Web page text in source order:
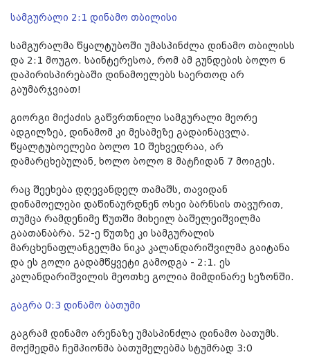
სამგურალი 2:1 დინამო თბილისი
სამგურალმა წყალტუბოში უმასპინძლა დინამო თბილისს
და 2:1 მოუგო. საინტერესოა, რომ ამ გუნდების ბოლო 6
დაპირისპირებაში დინამოელებს საერთოდ არ
გაუმარჯვიათ!
გიორგი მიქაძის გაწვრთნილი სამგურალი მეორე
ადგილზეა, დინამომ კი მესამეზე გადაინაცვლა.
წყალტუბოელები ბოლო 10 შეხვედრაა, არ
დამარცხებულან, ხოლო ბოლო 8 მატჩიდან 7 მოიგეს.
რაც შეეხება დღევანდელ თამაშს, თავიდან
დინამოელები დაწინაურდნენ ოსეი ბარნსის თავურით,
თუმცა რამდენიმე წუთში მიხეილ ბაშელეიშვილმა
გაათანაბრა. 52-ე წუთზე კი სამგურალის
მარცხენაფლანგელმა ნიკა კალანდარიშვილმა გაიტანა
და ეს გოლი გადამწყვეტი გამოდგა - 2:1. ეს
კალანდარიშვილის მეოთხე გოლია მიმდინარე სეზონში.
გაგრა 0:3 დინამო ბათუმი
გაგრამ დინამო არენაზე უმასპინძლა დინამო ბათუმს.
მოქმედმა ჩემპიონმა ბათუმელებმა სტუმრად 3:0